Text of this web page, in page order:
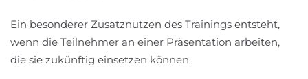
Ein besonderer Zusatznutzen des Trainings entsteht,
wenn die Teilnehmer an einer Präsentation arbeiten,
die sie zukünftig einsetzen können.